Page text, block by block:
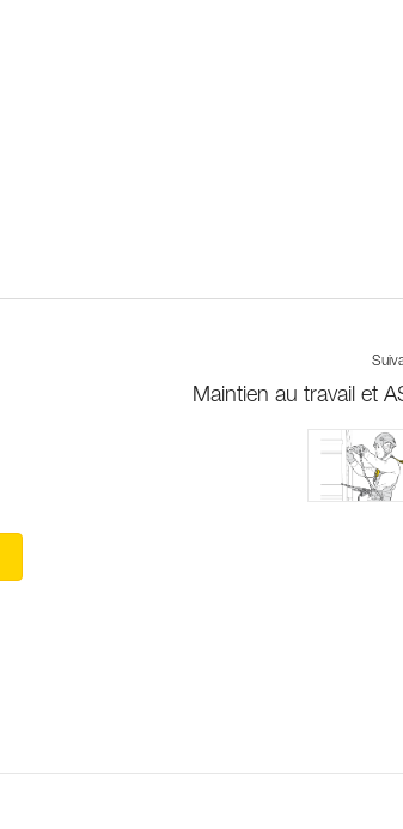
Maintien au travail et